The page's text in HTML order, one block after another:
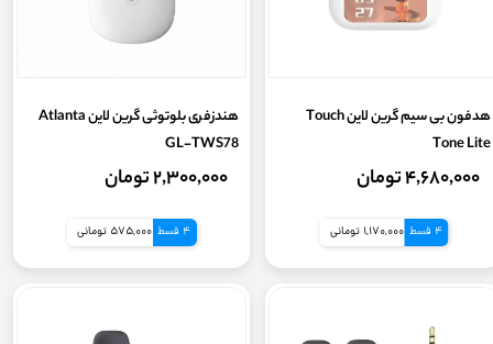
هدفون بی سیم گرین لاین Touch
Tone Lite
۴,۶۸۰,۰۰۰ تومان
4 قسط 1,170,000 تومانی
هندزفری بلوتوثی گرین لاین Atlanta
GL-TWS78
۲,۳۰۰,۰۰۰ تومان
4 قسط 575,000 تومانی